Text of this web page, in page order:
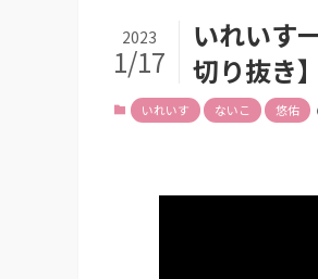
いれいす
切り抜き】
2023
1/17
いれいす ないこ 悠佑